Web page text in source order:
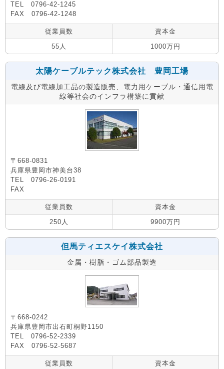
TEL 0796-42-1245
FAX 0796-42-1248
従業員数
資本金
55人
1000万円
太陽ケーブルテック株式会社 豊岡工場
電線及び電線加工品の製造販売、電力用ケーブル・通信用電
線等社会のインフラ構築に貢献
〒668-0831
兵庫県豊岡市神美台38
TEL 0796-26-0191
FAX
従業員数
資本金
250人
9900万円
但馬ティエスケイ株式会社
金属・樹脂・ゴム部品製造
〒668-0242
兵庫県豊岡市出石町桐野1150
TEL 0796-52-2339
FAX 0796-52-5687
従業員数
資本金